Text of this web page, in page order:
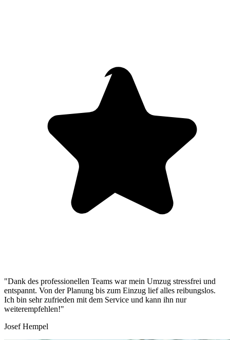
"Dank des professionellen Teams war mein Umzug stressfrei und
entspannt. Von der Planung bis zum Einzug lief alles reibungslos.
Ich bin sehr zufrieden mit dem Service und kann ihn nur
weiterempfehlen!"
Josef Hempel